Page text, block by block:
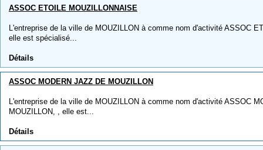
ASSOC ETOILE MOUZILLONNAISE
L'entreprise de la ville de MOUZILLON à comme nom d'activité ASSOC
elle est spécialisé...
Détails
ASSOC MODERN JAZZ DE MOUZILLON
L'entreprise de la ville de MOUZILLON à comme nom d'activité ASSOC
MOUZILLON, , elle est...
Détails